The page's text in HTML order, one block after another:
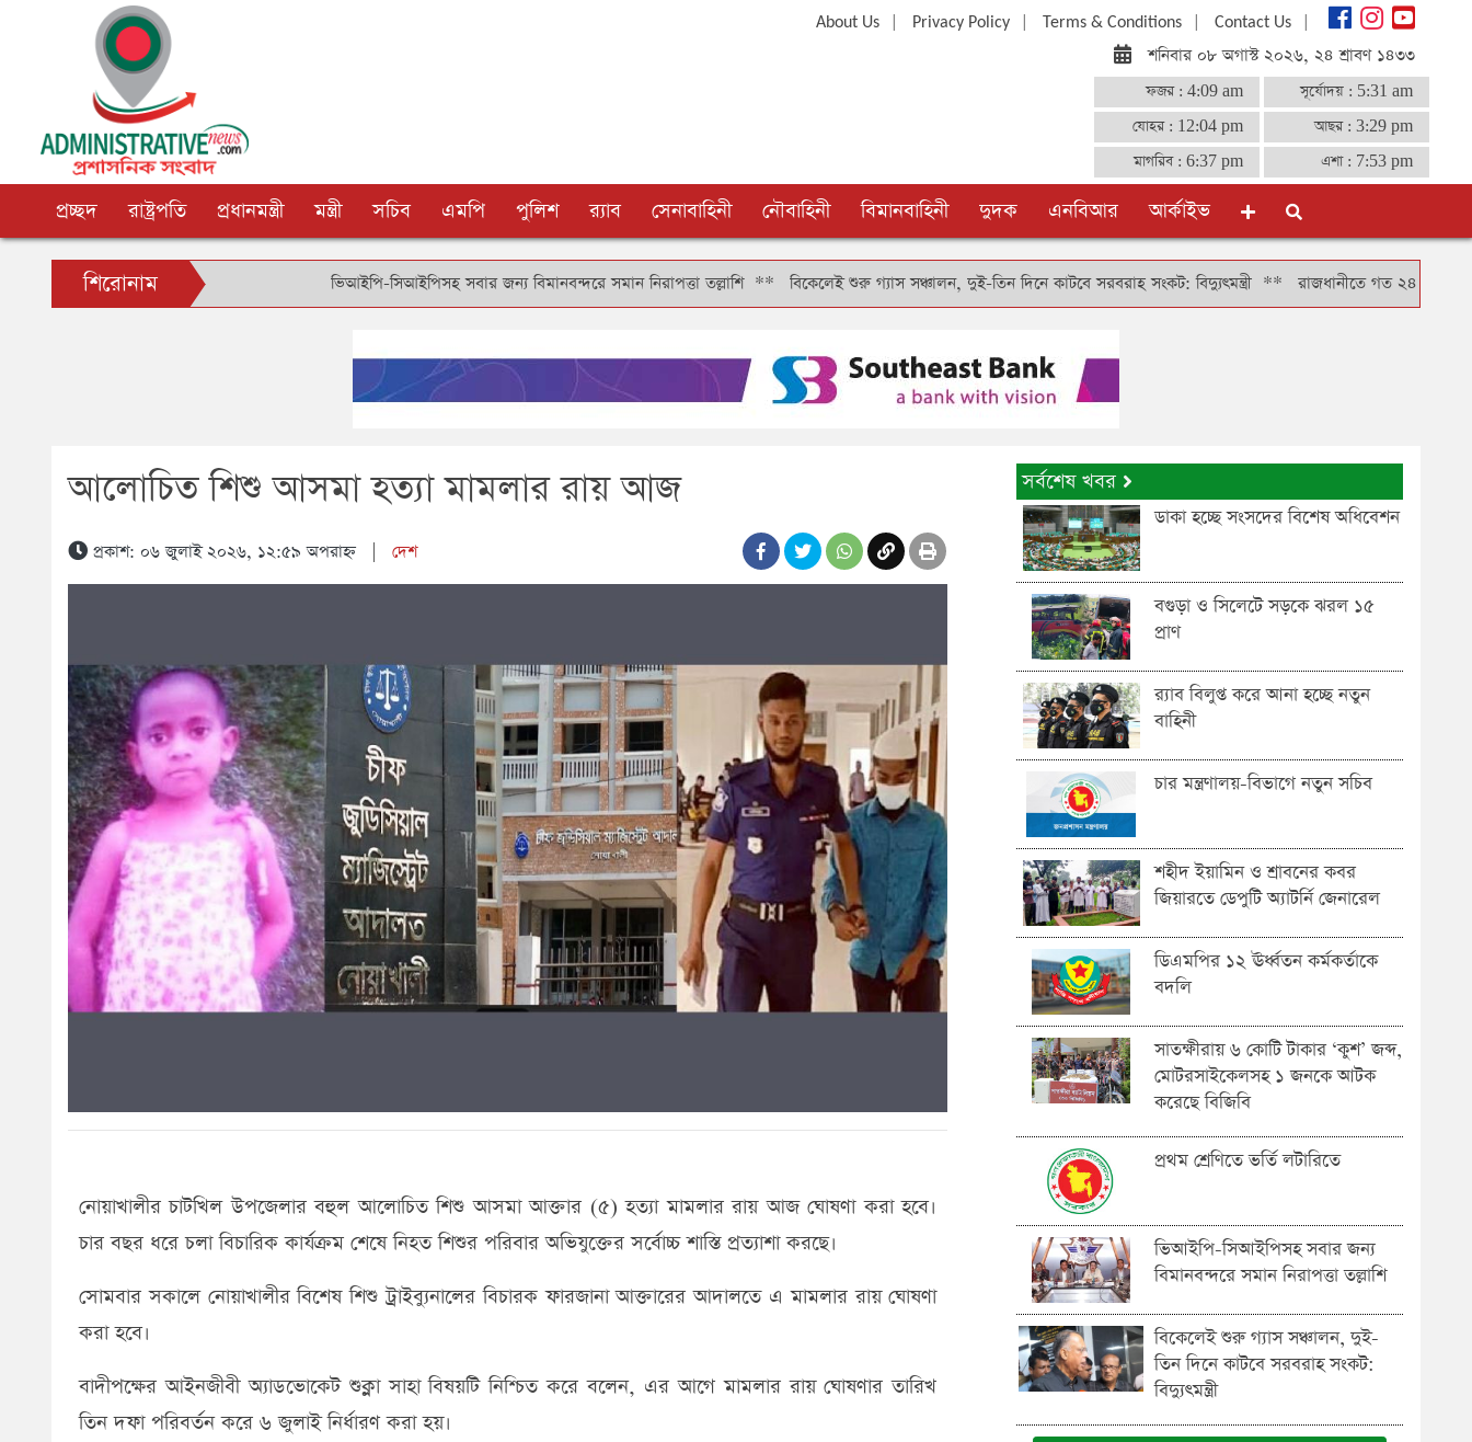
About Us| Privacy Policy| Terms & Conditions| Contact Us|
শনিবার ০৮ অগাস্ট ২০২৬, ২৪ শ্রাবণ ১৪৩৩
ফজর : 4:09 am সূর্যোদয় : 5:31 am
যোহর : 12:04 pm আছর : 3:29 pm
মাগরিব : 6:37 pm এশা : 7:53 pm
প্রচ্ছদ রাষ্ট্রপতি প্রধানমন্ত্রী মন্ত্রী সচিব এমপি পুলিশ র‍্যাব সেনাবাহিনী নৌবাহিনী বিমানবাহিনী দুদক এনবিআর আর্কাইভ
শিরোনাম ভিআইপি-সিআইপিসহ সবার জন্য বিমানবন্দরে সমান নিরাপত্তা তল্লাশি**বিকেলেই শুরু গ্যাস সঞ্চালন, দুই-তিন দিনে কাটবে সরবরাহ সংকট: বিদ্যুৎমন্ত্রী**রাজধানীতে গত ২৪ ঘণ্টায় গ্রেফতার
আলোচিত শিশু আসমা হত্যা মামলার রায় আজ
প্রকাশ: ০৬ জুলাই ২০২৬, ১২:৫৯ অপরাহ্ন| দেশ
নোয়াখালীর চাটখিল উপজেলার বহুল আলোচিত শিশু আসমা আক্তার (৫) হত্যা মামলার রায় আজ ঘোষণা করা হবে।
চার বছর ধরে চলা বিচারিক কার্যক্রম শেষে নিহত শিশুর পরিবার অভিযুক্তের সর্বোচ্চ শাস্তি প্রত্যাশা করছে।
সোমবার সকালে নোয়াখালীর বিশেষ শিশু ট্রাইব্যুনালের বিচারক ফারজানা আক্তারের আদালতে এ মামলার রায় ঘোষণা
করা হবে।
বাদীপক্ষের আইনজীবী অ্যাডভোকেট শুক্লা সাহা বিষয়টি নিশ্চিত করে বলেন, এর আগে মামলার রায় ঘোষণার তারিখ
তিন দফা পরিবর্তন করে ৬ জুলাই নির্ধারণ করা হয়।
সর্বশেষ খবর
ডাকা হচ্ছে সংসদের বিশেষ অধিবেশন
বগুড়া ও সিলেটে সড়কে ঝরল ১৫
প্রাণ
র‍্যাব বিলুপ্ত করে আনা হচ্ছে নতুন
বাহিনী
চার মন্ত্রণালয়-বিভাগে নতুন সচিব
শহীদ ইয়ামিন ও শ্রাবনের কবর
জিয়ারতে ডেপুটি অ্যাটর্নি জেনারেল
ডিএমপির ১২ ঊর্ধ্বতন কর্মকর্তাকে
বদলি
সাতক্ষীরায় ৬ কোটি টাকার ‘কুশ’ জব্দ,
মোটরসাইকেলসহ ১ জনকে আটক
করেছে বিজিবি
প্রথম শ্রেণিতে ভর্তি লটারিতে
ভিআইপি-সিআইপিসহ সবার জন্য
বিমানবন্দরে সমান নিরাপত্তা তল্লাশি
বিকেলেই শুরু গ্যাস সঞ্চালন, দুই-
তিন দিনে কাটবে সরবরাহ সংকট:
বিদ্যুৎমন্ত্রী